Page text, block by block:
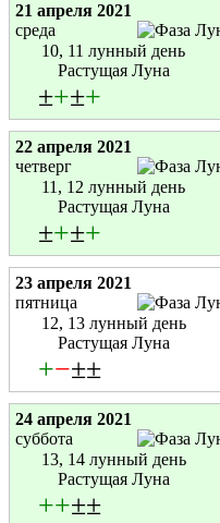
21 апреля 2021
среда
10, 11 лунный день
Растущая Луна
±+±+
22 апреля 2021
четверг
11, 12 лунный день
Растущая Луна
±+±+
23 апреля 2021
пятница
12, 13 лунный день
Растущая Луна
+−±±
24 апреля 2021
суббота
13, 14 лунный день
Растущая Луна
++±±